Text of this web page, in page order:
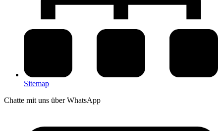
Sitemap
Chatte mit uns über WhatsApp